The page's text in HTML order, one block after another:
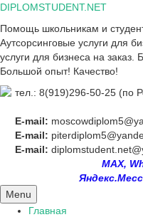
Skip
content
DIPLOMSTUDENT.NET
Помощь школьникам и
Аутсорсинговые услуги для
услуги для бизнеса на заказ.
Большой опыт! Качество!
тел.: 8(919)296-50-25 (по
E-mail:
E-mail:
E-mail:
MAX,
Menu
Главная